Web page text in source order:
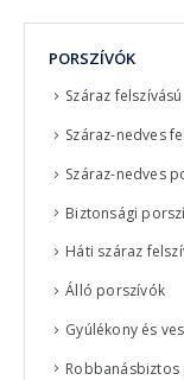
PORSZÍVÓK
Száraz
Száraz-nedves
Száraz-nedves
Biztonsági
Háti száraz
Álló porszívók
Gyúlékony és